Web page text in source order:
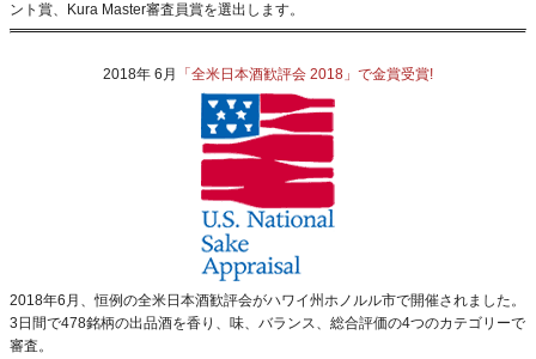
ント賞、Kura Master審査員賞を選出します。
2018年 6月 「全米日本酒歓評会 2018」で金賞受賞!
2018年6月、恒例の全米日本酒歓評会がハワイ州ホノルル市で開催されました。
3日間で478銘柄の出品酒を香り、味、バランス、総合評価の4つのカテゴリーで
審査。